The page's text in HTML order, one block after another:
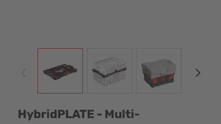
HybridPLATE - Multi-